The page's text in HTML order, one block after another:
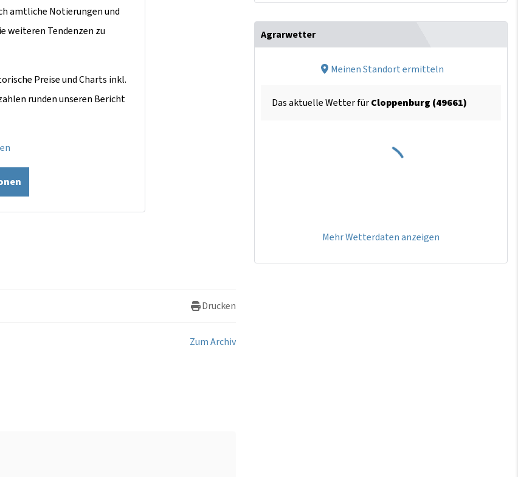
amtliche Notierungen und
weiteren Tendenzen zu
Preise und Charts inkl.
runden unseren Bericht
Drucken
Zum Archiv
Agrarwetter
Meinen Standort ermitteln
Das aktuelle Wetter fürCloppenburg (49661)
Mehr Wetterdaten anzeigen